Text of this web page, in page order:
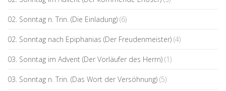
02. Sonntag n. Trin. (Die Einladung) (6)
02. Sonntag nach Epiphanias (Der Freudenmeister) (4)
03. Sonntag im Advent (Der Vorläufer des Herrn) (1)
03. Sonntag n. Trin. (Das Wort der Versöhnung) (5)